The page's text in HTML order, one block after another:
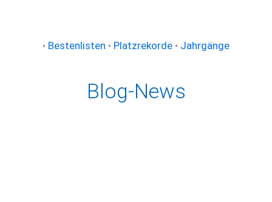
• Bestenlisten • Platzrekorde • Jahrgänge
Blog-News